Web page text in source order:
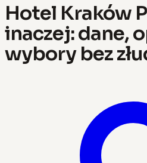
Hotel Kraków
inaczej: dane,
wybory bez